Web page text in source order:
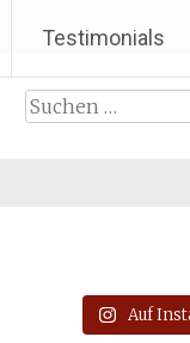
Testimonials
Suchen
Auf